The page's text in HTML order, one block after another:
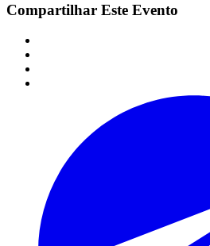
Compartilhar Este Evento